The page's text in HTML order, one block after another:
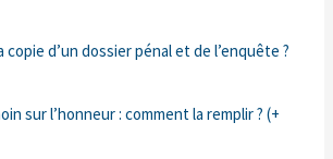
d’un dossier pénal et de l’enquête ?
sur l’honneur : comment la remplir ? (+